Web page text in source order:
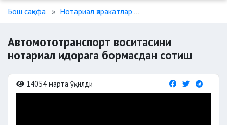
Бош саҳифа Нотариал ҳаракатлар
Автомототранспорт воситасини
нотариал идорага бормасдан сотиш
14054 марта ўқилди